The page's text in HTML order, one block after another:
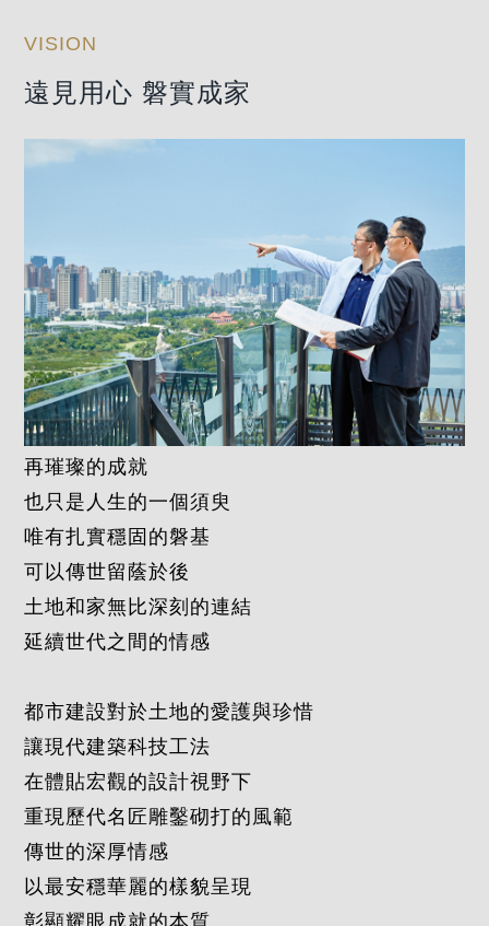
VISION
遠見用心 磐實成家
再璀璨的成就
也只是人生的一個須臾
唯有扎實穩固的磐基
可以傳世留蔭於後
土地和家無比深刻的連結
延續世代之間的情感
都市建設對於土地的愛護與珍惜
讓現代建築科技工法
在體貼宏觀的設計視野下
重現歷代名匠雕鑿砌打的風範
傳世的深厚情感
以最安穩華麗的樣貌呈現